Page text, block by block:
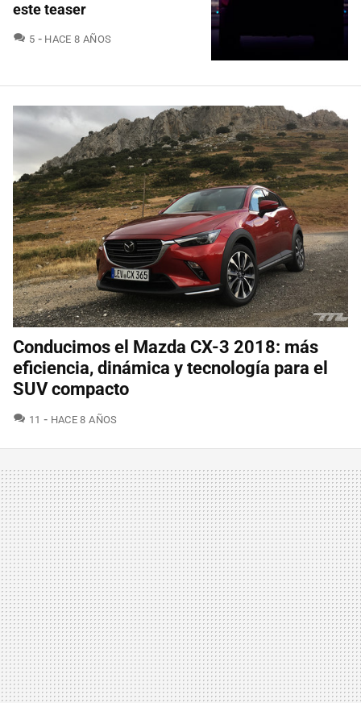
este teaser
5 COMENTARIOS
HACE 8 AÑOS
Conducimos el Mazda CX-3 2018: más
eficiencia, dinámica y tecnología para el
SUV compacto
11 COMENTARIOS
HACE 8 AÑOS